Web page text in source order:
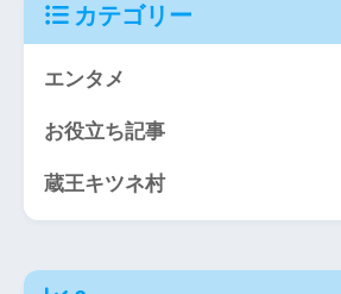
カテゴリー
エンタメ
お役立ち記事
蔵王キツネ村